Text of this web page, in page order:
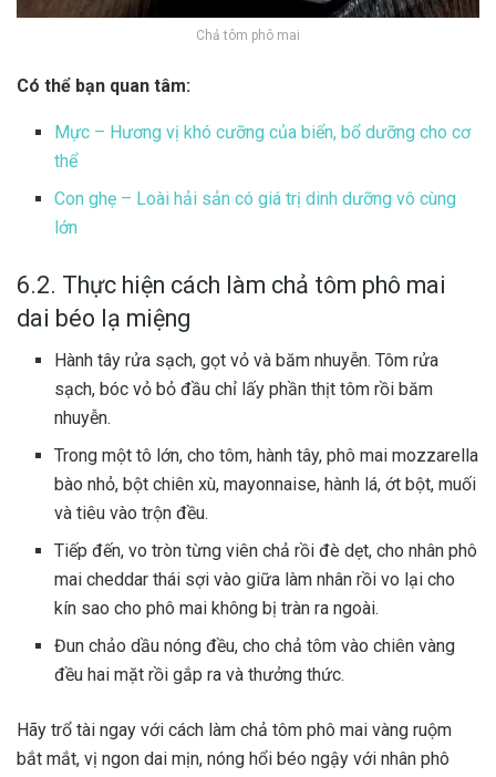
Chả tôm phô mai
Có thể bạn quan tâm:
Mực – Hương vị khó cưỡng của biển, bổ dưỡng cho cơ
thể
Con ghẹ – Loài hải sản có giá trị dinh dưỡng vô cùng
lớn
6.2. Thực hiện cách làm chả tôm phô mai
dai béo lạ miệng
Hành tây rửa sạch, gọt vỏ và băm nhuyễn. Tôm rửa
sạch, bóc vỏ bỏ đầu chỉ lấy phần thịt tôm rồi băm
nhuyễn.
Trong một tô lớn, cho tôm, hành tây, phô mai mozzarella
bào nhỏ, bột chiên xù, mayonnaise, hành lá, ớt bột, muối
và tiêu vào trộn đều.
Tiếp đến, vo tròn từng viên chả rồi đè dẹt, cho nhân phô
mai cheddar thái sợi vào giữa làm nhân rồi vo lại cho
kín sao cho phô mai không bị tràn ra ngoài.
Đun chảo dầu nóng đều, cho chả tôm vào chiên vàng
đều hai mặt rồi gắp ra và thưởng thức.
Hãy trổ tài ngay với cách làm chả tôm phô mai vàng ruộm
bắt mắt, vị ngon dai mịn, nóng hổi béo ngậy với nhân phô